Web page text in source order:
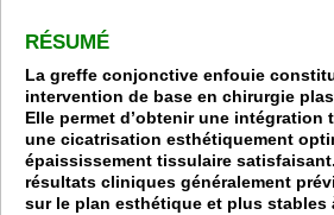
RÉSUMÉ
La greffe conjonctive enfouie
intervention de base en chirurgie
Elle permet d’obtenir une intégration
une cicatrisation esthétiquement
épaississement tissulaire
résultats cliniques généralement
sur le plan esthétique et plus stables